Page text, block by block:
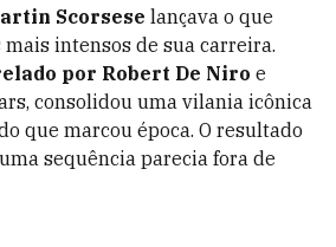
Scorsese lançava o que
intensos de sua carreira.
por Robert De Niro e
consolidou uma vilania icônica
que marcou época. O resultado
sequência parecia fora de